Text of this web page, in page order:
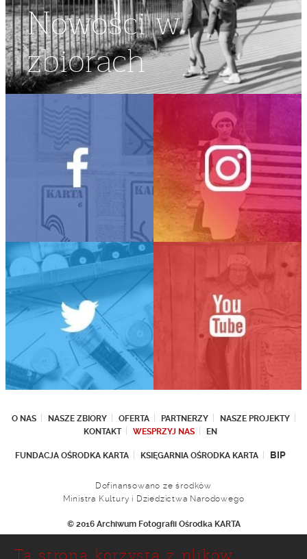
Nowości w
zbiorach
O NAS NASZE ZBIORY OFERTA PARTNERZY
NASZE PROJEKTY
KONTAKT
WESPRZYJ NAS EN
FUNDACJA OŚRODKA KARTA KSIĘGARNIA OŚRODKA KARTA BIP
Dofinansowano ze środków
Ministra Kultury i Dziedzictwa Narodowego
© 2016 Archiwum Fotografii Ośrodka KARTA
Ul. Narbutta 29